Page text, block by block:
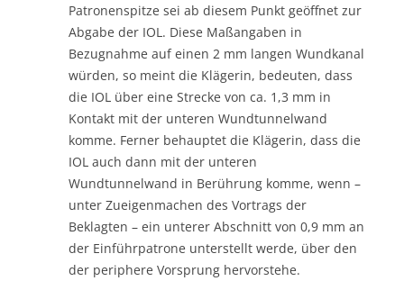
Patronenspitze sei ab diesem Punkt geöffnet zur
Abgabe der IOL. Diese Maßangaben in
Bezugnahme auf einen 2 mm langen Wundkanal
würden, so meint die Klägerin, bedeuten, dass
die IOL über eine Strecke von ca. 1,3 mm in
Kontakt mit der unteren Wundtunnelwand
komme. Ferner behauptet die Klägerin, dass die
IOL auch dann mit der unteren
Wundtunnelwand in Berührung komme, wenn –
unter Zueigenmachen des Vortrags der
Beklagten – ein unterer Abschnitt von 0,9 mm an
der Einführpatrone unterstellt werde, über den
der periphere Vorsprung hervorstehe.